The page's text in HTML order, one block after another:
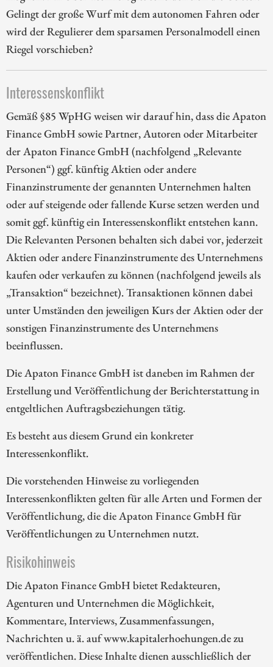
Gelingt der große Wurf mit dem autonomen Fahren oder
wird der Regulierer dem sparsamen Personalmodell einen
Riegel vorschieben?
Interessenskonflikt
Gemäß §85 WpHG weisen wir darauf hin, dass die Apaton
Finance GmbH sowie Partner, Autoren oder Mitarbeiter
der Apaton Finance GmbH (nachfolgend „Relevante
Personen“) ggf. künftig Aktien oder andere
Finanzinstrumente der genannten Unternehmen halten
oder auf steigende oder fallende Kurse setzen werden und
somit ggf. künftig ein Interessenskonflikt entstehen kann.
Die Relevanten Personen behalten sich dabei vor, jederzeit
Aktien oder andere Finanzinstrumente des Unternehmens
kaufen oder verkaufen zu können (nachfolgend jeweils als
„Transaktion“ bezeichnet). Transaktionen können dabei
unter Umständen den jeweiligen Kurs der Aktien oder der
sonstigen Finanzinstrumente des Unternehmens
beeinflussen.
Die Apaton Finance GmbH ist daneben im Rahmen der
Erstellung und Veröffentlichung der Berichterstattung in
entgeltlichen Auftragsbeziehungen tätig.
Es besteht aus diesem Grund ein konkreter
Interessenkonflikt.
Die vorstehenden Hinweise zu vorliegenden
Interessenkonflikten gelten für alle Arten und Formen der
Veröffentlichung, die die Apaton Finance GmbH für
Veröffentlichungen zu Unternehmen nutzt.
Risikohinweis
Die Apaton Finance GmbH bietet Redakteuren,
Agenturen und Unternehmen die Möglichkeit,
Kommentare, Interviews, Zusammenfassungen,
Nachrichten u. ä. auf www.kapitalerhoehungen.de zu
veröffentlichen. Diese Inhalte dienen ausschließlich der